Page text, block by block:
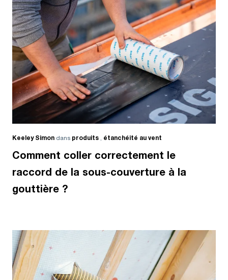
Keeley Simon dans produits , étanchéité au vent
Comment coller correctement le
raccord de la sous-couverture à la
gouttière ?